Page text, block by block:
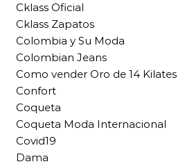
Cklass Oficial
Cklass Zapatos
Colombia y Su Moda
Colombian Jeans
Como vender Oro de 14 Kilates
Confort
Coqueta
Coqueta Moda Internacional
Covid19
Dama